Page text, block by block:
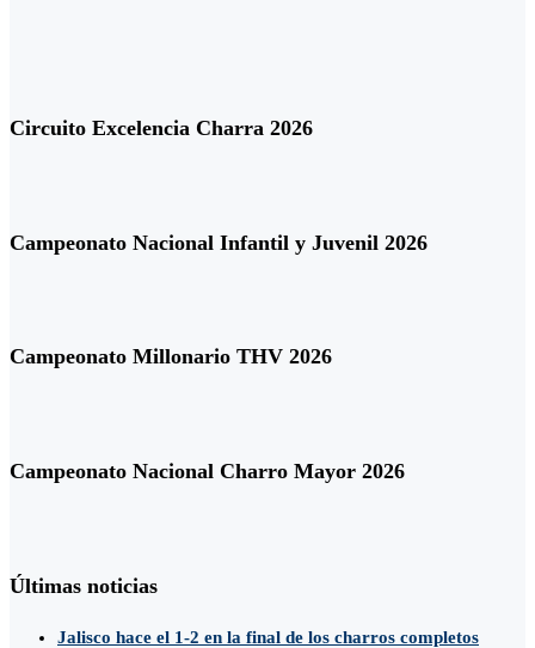
Circuito Excelencia Charra 2026
Campeonato Nacional Infantil y Juvenil 2026
Campeonato Millonario THV 2026
Campeonato Nacional Charro Mayor 2026
Últimas noticias
Jalisco hace el 1-2 en la final de los charros completos